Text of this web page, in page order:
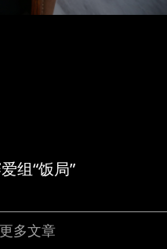
组“饭局”
多文章